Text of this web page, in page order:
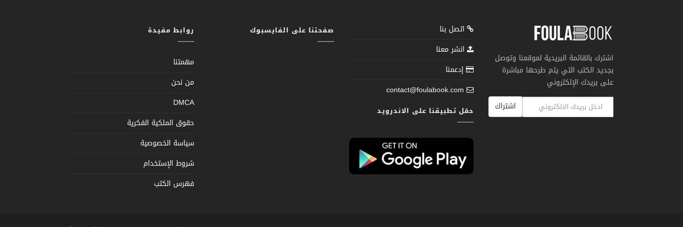
اشترك بالقائمة البريدية لموقعنا وتوصل
بجديد الكتب التي يتم طرحها مباشرة
على بريدك الإلكتروني
اشتراك
اتصل بنا
انشر معنا
إدعمنا
contact@foulabook.com
حمّل تطبيقنا على الاندرويد
صفحتنا على الفايسبوك روابط مفيدة
مهمتنا
من نحن
DMCA
حقوق الملكية الفكرية
سياسة الخصوصية
شروط الإستخدام
فهرس الكتب